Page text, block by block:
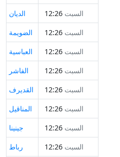
الديان
السبت 12:26
الضويمة
السبت 12:26
العباسية
السبت 12:26
الفاشر
السبت 12:26
القديرف
السبت 12:26
المناقيل
السبت 12:26
جينينا
السبت 12:26
رباط
السبت 12:26